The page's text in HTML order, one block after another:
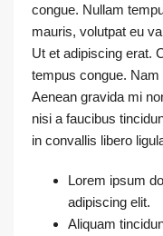
congue. Nullam
mauris, volutpat eu
Ut et adipiscing erat.
tempus congue.
Aenean gravida mi
nisi a faucibus
in convallis libero
Lorem ipsum
adipiscing elit.
Aliquam